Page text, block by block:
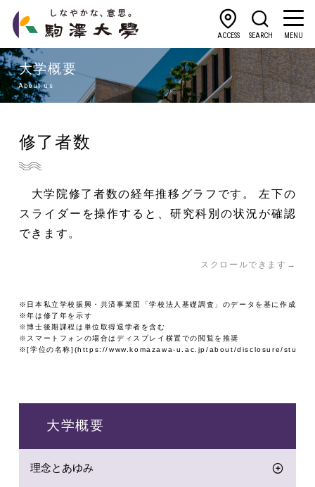
ACCESS SEARCH MENU
大学概要
About us
修了者数
大学院修了者数の経年推移グラフです。 左下の
スライダーを操作すると、研究科別の状況が確認
できます。
スクロールできます→
※日本私立学校振興・共済事業団「学校法人基礎調査」のデータを基に作成
※年は修了年を示す
※博士後期課程は単位取得退学者を含む
※スマートフォンの場合はディスプレイ横置での閲覧を推奨
※[学位の名称](https://www.komazawa-u.ac.jp/about/disclosure/
大学概要
理念とあゆみ